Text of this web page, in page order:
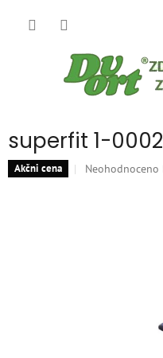
superfit 1-
Akčni cena
Průměrné
Neohodnoceno